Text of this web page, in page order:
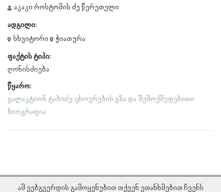
აკაკი როსტომის ძე წერეთელი
ადგილი:
სხვიტორი
ჭიათურა
ფაქტის ტიპი:
ღონისძიება
წყარო:
გალაკტიონ ტაბიძე: ცხოვრების გზა და შემოქმედებითი
ბიოგრაფია
ამ ვებგვერდის გამოყენებით თქვენ ეთანხმებით ჩვენს